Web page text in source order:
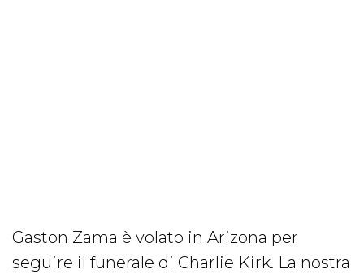
Gaston Zama è volato in Arizona per
seguire il funerale di Charlie Kirk. La nostra